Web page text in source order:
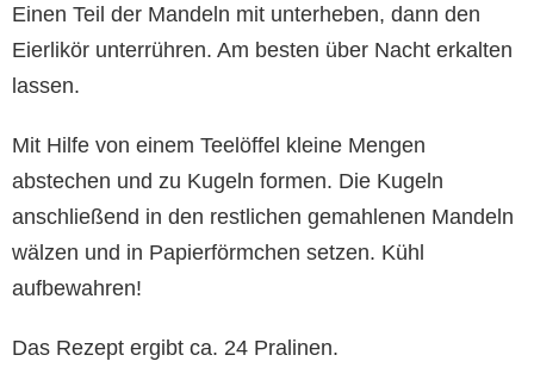
Einen Teil der Mandeln mit unterheben, dann den
Eierlikör unterrühren. Am besten über Nacht erkalten
lassen.
Mit Hilfe von einem Teelöffel kleine Mengen
abstechen und zu Kugeln formen. Die Kugeln
anschließend in den restlichen gemahlenen Mandeln
wälzen und in Papierförmchen setzen. Kühl
aufbewahren!
Das Rezept ergibt ca. 24 Pralinen.